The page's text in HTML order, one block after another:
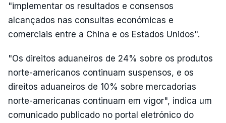
"implementar os resultados e consensos
alcançados nas consultas económicas e
comerciais entre a China e os Estados Unidos".
"Os direitos aduaneiros de 24% sobre os produtos
norte-americanos continuam suspensos, e os
direitos aduaneiros de 10% sobre mercadorias
norte-americanas continuam em vigor", indica um
comunicado publicado no portal eletrónico do